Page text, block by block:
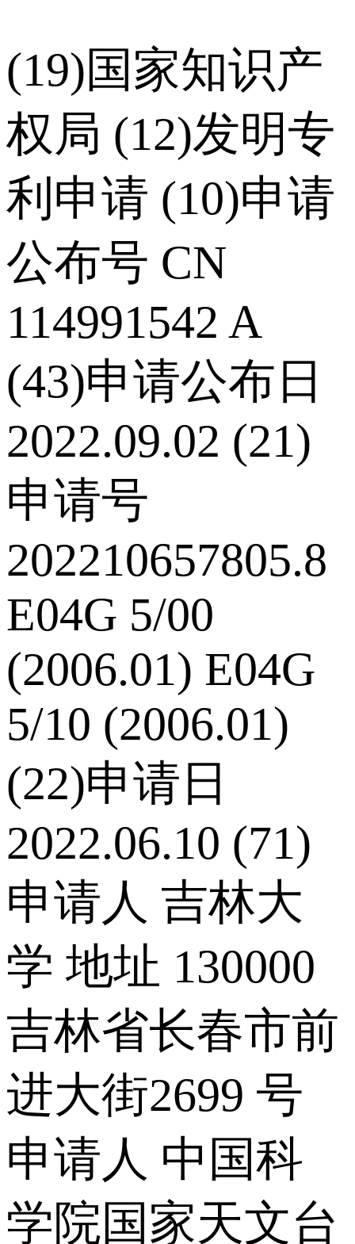
(19)国家知识产
权局 (12)发明专
利申请 (10)申请
公布号 CN
114991542 A
(43)申请公布日
2022.09.02 (21)
申请号
202210657805.8
E04G 5/00
(2006.01) E04G
5/10 (2006.01)
(22)申请日
2022.06.10 (71)
申请人 吉林大
学 地址 130000
吉林省长春市前
进大街2699 号
申请人 中国科
学院国家天文台